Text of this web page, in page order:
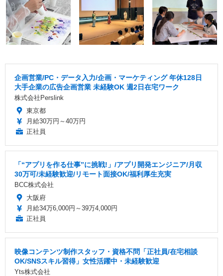
企画営業/PC・データ入力/企画・マーケティング 年休128日
大手企業の広告企画営業 未経験OK 週2日在宅ワーク
株式会社Perslink
東京都
月給30万円～40万円
正社員
「“アプリを作る仕事”に挑戦!」/アプリ開発エンジニア/月収
30万可/未経験歓迎/リモート面接OK/福利厚生充実
BCC株式会社
大阪府
月給34万6,000円～39万4,000円
正社員
映像コンテンツ制作スタッフ・資格不問「正社員/在宅相談
OK/SNSスキル習得」女性活躍中・未経験歓迎
Yts株式会社